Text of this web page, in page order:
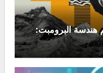
هندسة البرومبت: